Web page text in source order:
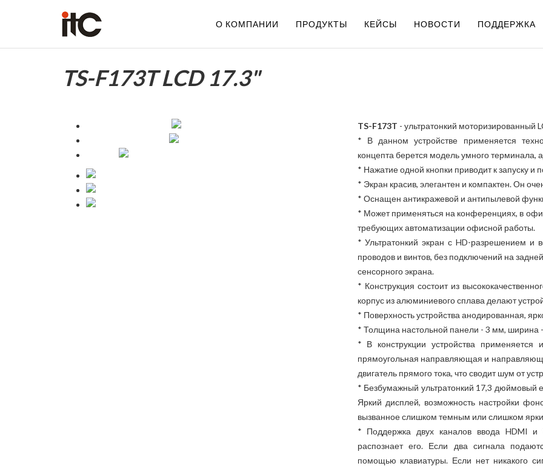
О КОМПАНИИ ПРОДУКТЫ КЕЙСЫ НОВОСТИ ПОДДЕРЖКА
TS-F173T LCD 17.3"
TS-F173T - ультратонкий моторизированный
* В данном устройстве применяется
концепта берется модель умного
* Нажатие одной кнопки приводит к запуску и
* Экран красив, элегантен и компактен. Он
* Оснащен антикражевой и антипылевой
* Может применяться на конференциях, в
требующих автоматизации офисной работы.
* Ультратонкий экран с HD-разрешением и
проводов и винтов, без подключений на
сенсорного экрана.
* Конструкция состоит из
корпус из алюминиевого сплава делают
* Поверхность устройства анодированная,
* Толщина настольной панели - 3 мм, ширина
* В конструкции устройства
прямоугольная направляющая и
двигатель прямого тока, что сводит шум от
* Безбумажный ультратонкий 17,3 дюймовый
Яркий дисплей, возможность настройки
вызванное слишком темным или слишком
* Поддержка двух каналов ввода HDMI и
распознает его. Если два сигнала
помощью клавиатуры. Если нет никакого